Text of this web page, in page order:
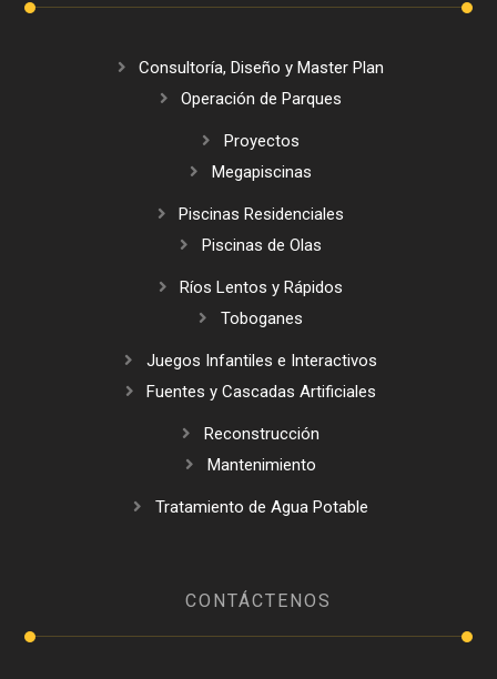
Consultoría, Diseño y Master Plan
Operación de Parques
Proyectos
Megapiscinas
Piscinas Residenciales
Piscinas de Olas
Ríos Lentos y Rápidos
Toboganes
Juegos Infantiles e Interactivos
Fuentes y Cascadas Artificiales
Reconstrucción
Mantenimiento
Tratamiento de Agua Potable
CONTÁCTENOS